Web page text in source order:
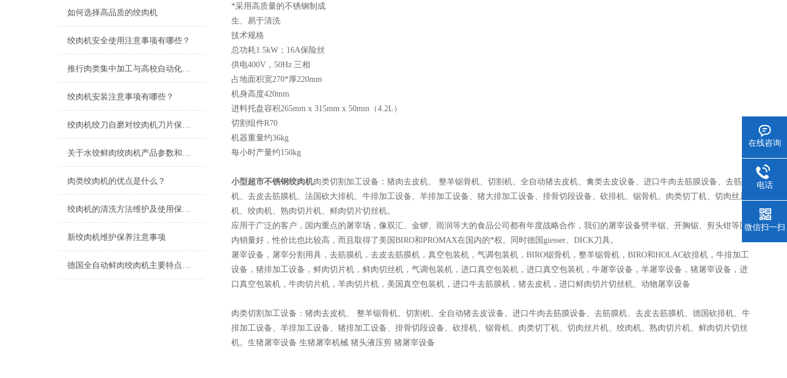
如何选择高品质的绞肉机
绞肉机安全使用注意事项有哪些？
推行肉类集中加工与高校自动化加工的必要性
绞肉机安装注意事项有哪些？
绞肉机绞刀自磨对绞肉机刀片保养的重要性有哪些？
关于水饺鲜肉绞肉机产品参数和产品优势
肉类绞肉机的优点是什么？
绞肉机的清洗方法维护及使用保养注意事项
新绞肉机维护保养注意事项
德国全自动鲜肉绞肉机主要特点是什么？
*采用高质量的不锈钢制成
生、易于清洗
技术规格
总功耗1.5kW；16A保险丝
供电400V，50Hz 三相
占地面积宽270*厚220mm
机身高度420mm
进料托盘容积265mm x 315mm x 50mm（4.2L）
切割组件R70
机器重量约36kg
每小时产量约150kg
小型超市不锈钢绞肉机肉类切割加工设备：猪肉去皮机、
整羊锯骨机、切割机、全自动猪去皮机、禽类去皮设备、进口牛肉去筋膜设备、去筋膜
机、去皮去筋膜机、法国砍大排机、牛排加工设备、羊排加工设备、猪大排加工设备、排骨切段设备、砍排机、锯骨机、肉类切丁机、切肉丝片
机、绞肉机、熟肉切片机、鲜肉切片切丝机。
应用于广泛的客户，国内重点的屠宰场，像双汇、金锣、雨润等大的食品公司都有年度战略合作，我们的屠宰设备劈半锯、开胸锯、剪头钳等国
内销量好，性价比也比较高，而且取得了美国BIRO和PROMAX在国内的*权。同时德国giesser、DICK刀具。
屠宰设备，屠宰分割用具，去筋膜机，去皮去筋膜机，真空包装机，气调包装机，BIRO锯骨机，整羊锯骨机，BIRO和HOLAC砍排机，牛排加工
设备，猪排加工设备，鲜肉切片机，鲜肉切丝机，气调包装机，进口真空包装机，进口真空包装机，牛屠宰设备，羊屠宰设备，猪屠宰设备，进
口真空包装机，牛肉切片机，羊肉切片机，美国真空包装机，进口牛去筋膜机，猪去皮机，进口鲜肉切片切丝机、动物屠宰设备
肉类切割加工设备：猪肉去皮机、
整羊锯骨机、切割机、全自动猪去皮设备、进口牛肉去筋膜设备、去筋膜机、去皮去筋膜机、德国砍排机、牛
排加工设备、羊排加工设备、猪排加工设备、排骨切段设备、砍排机、锯骨机、肉类切丁机、切肉丝片机、绞肉机、熟肉切片机、鲜肉切片切丝
机。生猪屠宰设备 生猪屠宰机械 猪头液压剪 猪屠宰设备
在线咨询
电话
微信扫一扫